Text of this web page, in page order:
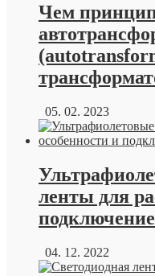
Чем
05. 02. 2023
ленты для
04. 12. 2022